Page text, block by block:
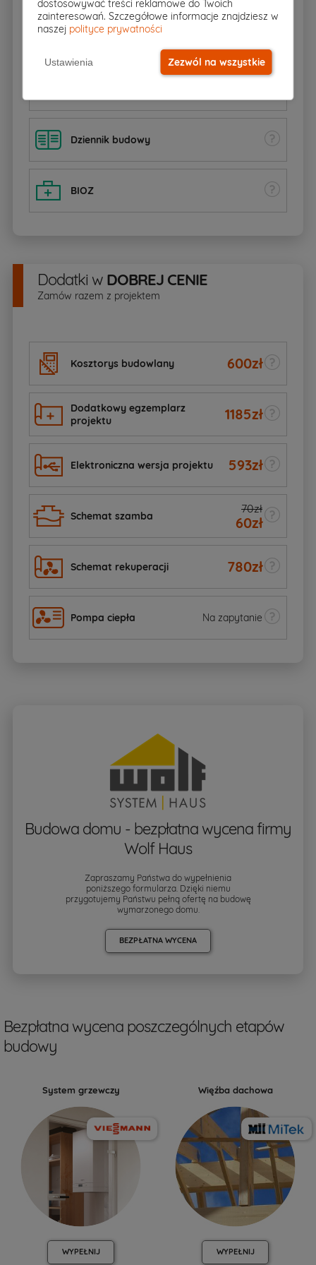
Charakterystyka energetyczna
Dziennik budowy
BIOZ
Dodatki w DOBREJ CENIE
Zamów razem z projektem
Kosztorys budowlany 600zł
Dodatkowy egzemplarz
projektu
1185zł
Elektroniczna wersja projektu 593zł
Schemat szamba
70zł
60zł
Schemat rekuperacji 780zł
Pompa ciepła Na zapytanie
Budowa domu - bezpłatna wycena firmy
Wolf Haus
Zapraszamy Państwa do wypełnienia
poniższego formularza. Dzięki niemu
przygotujemy Państwu pełną ofertę na budowę
wymarzonego domu.
BEZPŁATNA WYCENA
Bezpłatna wycena poszczególnych etapów
budowy
System grzewczy
WYPEŁNIJ
Więźba dachowa
WYPEŁNIJ
dostosowywać treści reklamowe do Twoich
zainteresowań. Szczegółowe informacje znajdziesz w
naszej polityce prywatności
Ustawienia Zezwól na wszystkie